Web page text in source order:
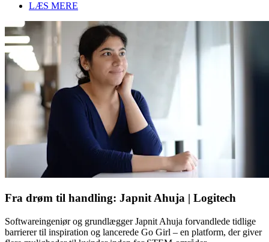
LÆS MERE
Fra drøm til handling: Japnit Ahuja | Logitech
Softwareingeniør og grundlægger Japnit Ahuja forvandlede tidlige
barrierer til inspiration og lancerede Go Girl – en platform, der giver